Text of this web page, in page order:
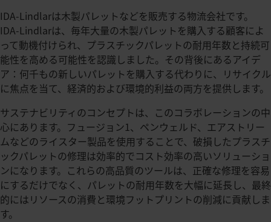
IDA-Lindlarは木製パレットなどを販売する物流会社です。
IDA-Lindlarは、毎年大量の木製パレットを購入する顧客によ
って動機付けられ、プラスチックパレットの耐用年数と持続可
能性を高める可能性を認識しました。その背後にあるアイデ
ア：何千もの新しいパレットを購入する代わりに、リサイクル
に焦点を当て、経済的および環境的利益の両方を提供します。
サステナビリティのコンセプトは、このコラボレーションの中
心にあります。フュージョン1、ペンウェルド、エアストリー
ムなどのライスター製品を使用することで、破損したプラスチ
ックパレットの修理は効率的でコスト効率の高いソリューショ
ンになります。これらの高品質のツールは、正確な修理を容易
にするだけでなく、パレットの耐用年数を大幅に延長し、最終
的にはリソースの消費と環境フットプリントの削減に貢献しま
す。